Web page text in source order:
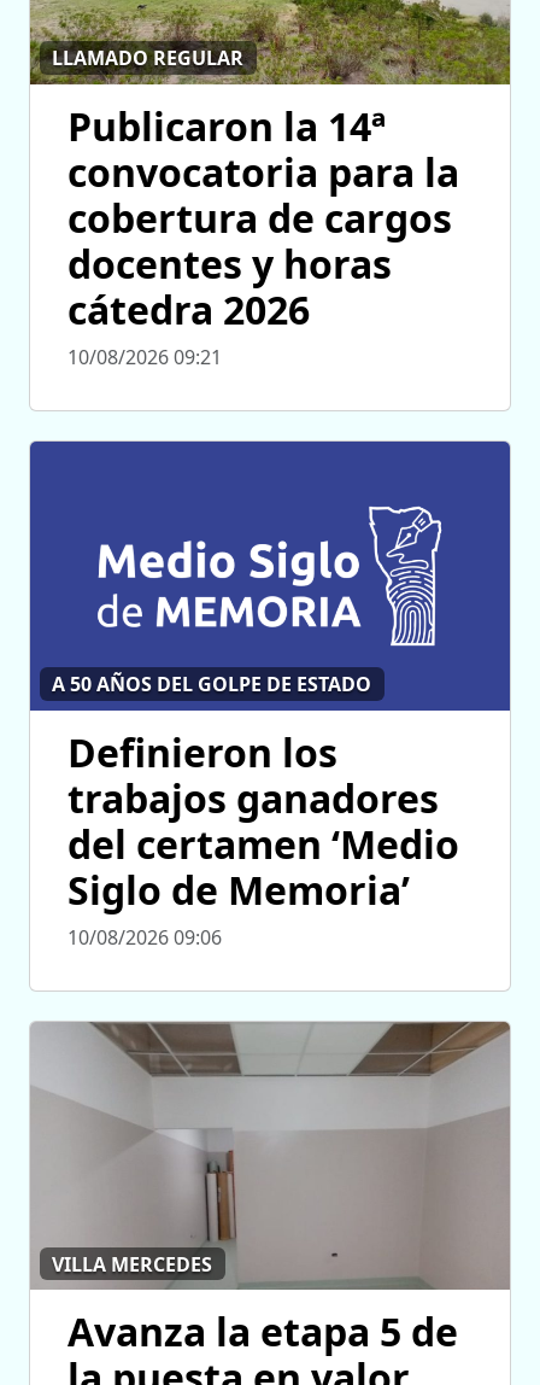
LLAMADO REGULAR
Publicaron la 14ª
convocatoria para la
cobertura de cargos
docentes y horas
cátedra 2026
10/08/2026 09:21
A 50 AÑOS DEL GOLPE DE ESTADO
Definieron los
trabajos ganadores
del certamen ‘Medio
Siglo de Memoria’
10/08/2026 09:06
VILLA MERCEDES
Avanza la etapa 5 de